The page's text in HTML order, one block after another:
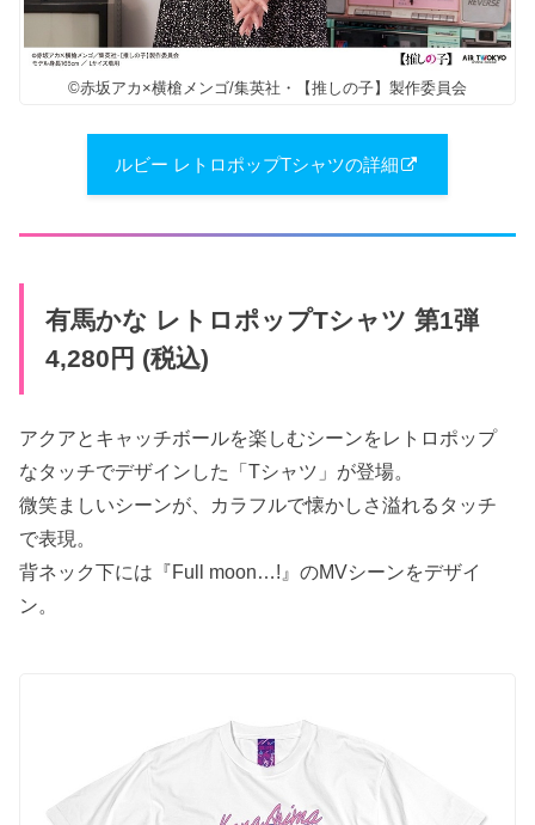
©赤坂アカ×横槍メンゴ/集英社・【推しの子】製作委員会
ルビー レトロポップTシャツの詳細
有馬かな レトロポップTシャツ 第1弾
4,280円 (税込)
アクアとキャッチボールを楽しむシーンをレトロポップ
なタッチでデザインした「Tシャツ」が登場。
微笑ましいシーンが、カラフルで懐かしさ溢れるタッチ
で表現。
背ネック下には『Full moon…!』のMVシーンをデザイ
ン。